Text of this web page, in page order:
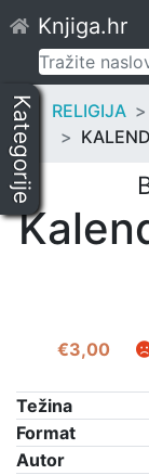
to
content
Knjiga.hr
Pretraži:
Kategorije RELIGIJA
€3,00
Težina
Format
Autor